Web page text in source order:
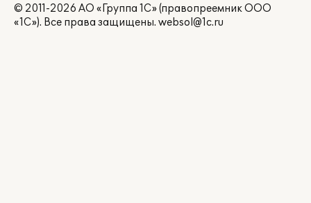
© 2011-2026 АО «Группа 1С» (правопреемник ООО
«1С»). Все права защищены. websol@1c.ru